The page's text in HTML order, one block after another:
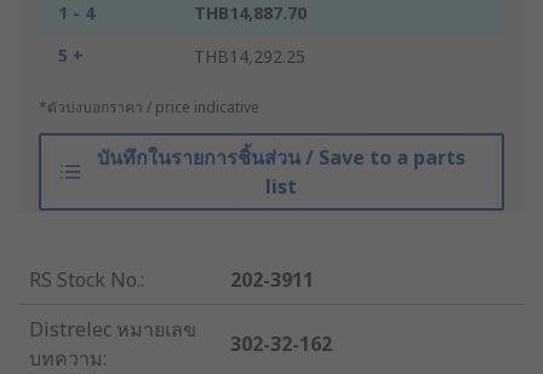
1 - 4
THB14,887.70
5 +
THB14,292.25
*ตัวบ่งบอกราคา / price indicative
บันทึกในรายการชิ้นส่วน / Save to a parts
list
RS Stock No.:
202-3911
Distrelec หมายเลข
บทความ:
302-32-162